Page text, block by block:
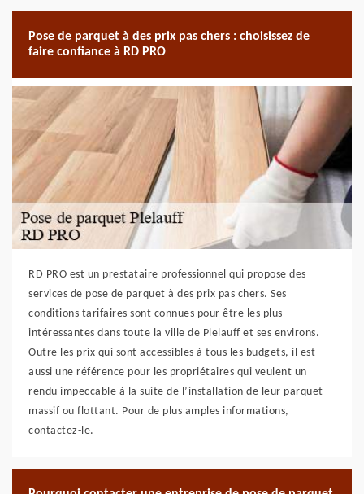
Pose de parquet à des prix pas chers : choisissez de
faire confiance à RD PRO
RD PRO est un prestataire professionnel qui propose des
services de pose de parquet à des prix pas chers. Ses
conditions tarifaires sont connues pour être les plus
intéressantes dans toute la ville de Plelauff et ses environs.
Outre les prix qui sont accessibles à tous les budgets, il est
aussi une référence pour les propriétaires qui veulent un
rendu impeccable à la suite de l’installation de leur parquet
massif ou flottant. Pour de plus amples informations,
contactez-le.